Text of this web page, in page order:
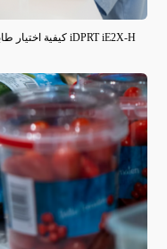
كيفية اختيار طابعة عصار المستشفى: دليل شراء 2026 ومراجعة iDPRT iE2X-H